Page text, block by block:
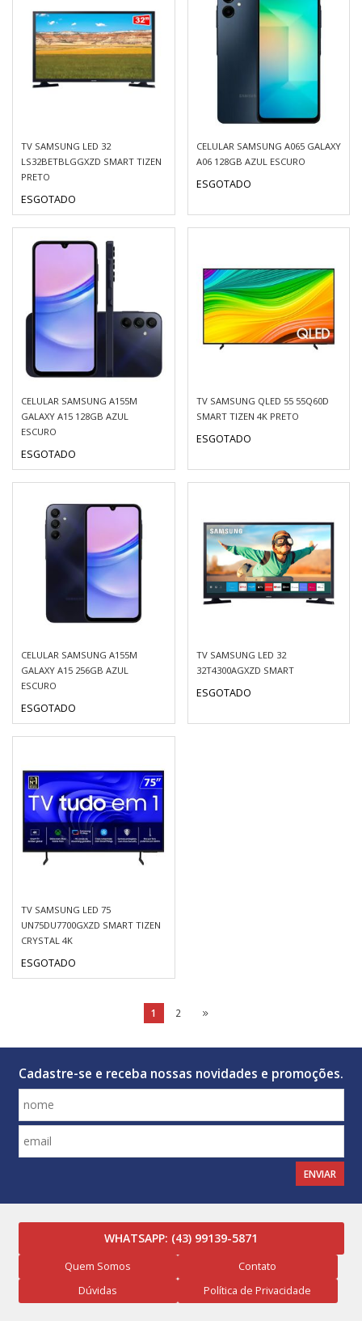
TV SAMSUNG LED 32
LS32BETBLGGXZD SMART TIZEN
PRETO
ESGOTADO
CELULAR SAMSUNG A065 GALAXY
A06 128GB AZUL ESCURO
ESGOTADO
CELULAR SAMSUNG A155M
GALAXY A15 128GB AZUL
ESCURO
ESGOTADO
TV SAMSUNG QLED 55 55Q60D
SMART TIZEN 4K PRETO
ESGOTADO
CELULAR SAMSUNG A155M
GALAXY A15 256GB AZUL
ESCURO
ESGOTADO
TV SAMSUNG LED 32
32T4300AGXZD SMART
ESGOTADO
TV SAMSUNG LED 75
UN75DU7700GXZD SMART TIZEN
CRYSTAL 4K
ESGOTADO
1 2
Cadastre-se e receba nossas novidades e promoções.
ENVIAR
WHATSAPP: (43) 99139-5871
Quem Somos
Contato
Dúvidas
Política de Privacidade